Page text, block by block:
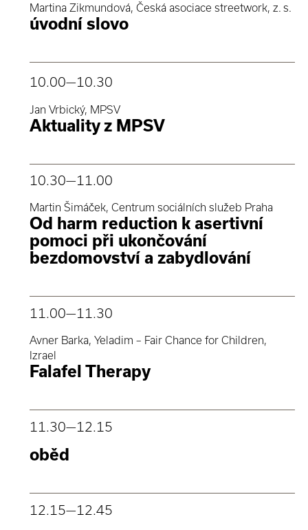
Martina Zikmundová, Česká asociace streetwork, z. s.
úvodní slovo
10.00—10.30
Jan Vrbický, MPSV
Aktuality z MPSV
10.30—11.00
Martin Šimáček, Centrum sociálních služeb Praha
Od harm reduction k asertivní
pomoci při ukončování
bezdomovství a zabydlování
11.00—11.30
Avner Barka, Yeladim – Fair Chance for Children,
Izrael
Falafel Therapy
11.30—12.15
oběd
12.15—12.45